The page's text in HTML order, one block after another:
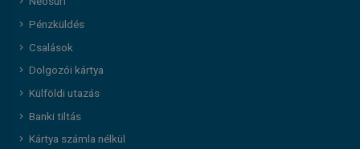
Pénzküldés
Csalások
Dolgozói kártya
Külföldi utazás
Banki tiltás
Kártya számla nélkül